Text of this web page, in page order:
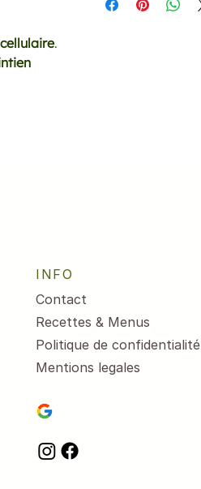
.
INFO
Contact
Recettes & Menus
Politique de confidentialité
Mentions legales